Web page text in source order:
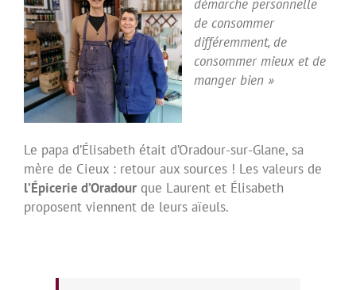
démarche personnelle
de consommer
différemment, de
consommer mieux et de
manger bien »
Le papa d’Élisabeth était d’Oradour-sur-Glane, sa
mère de Cieux : retour aux sources ! Les valeurs de
l’Épicerie d’Oradour que Laurent et Élisabeth
proposent viennent de leurs aïeuls.